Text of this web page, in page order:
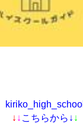
kiriko_high_school
↓ ↓ こちらから↓ ↓